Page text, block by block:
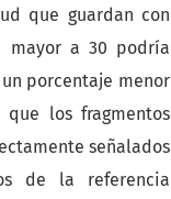
que guardan con
mayor a 30 podría
porcentaje menor
los fragmentos
señalados
de la referencia